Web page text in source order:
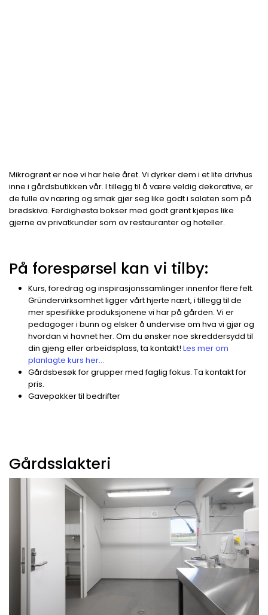
Mikrogrønt er noe vi har hele året. Vi dyrker dem i et lite drivhus
inne i gårdsbutikken vår. I tillegg til å være veldig dekorative, er
de fulle av næring og smak gjør seg like godt i salaten som på
brødskiva. Ferdighøsta bokser med godt grønt kjøpes like
gjerne av privatkunder som av restauranter og hoteller.
På forespørsel kan vi tilby:
Kurs, foredrag og inspirasjonssamlinger innenfor flere felt.
Gründervirksomhet ligger vårt hjerte nært, i tillegg til de
mer spesifikke produksjonene vi har på gården. Vi er
pedagoger i bunn og elsker å undervise om hva vi gjør og
hvordan vi havnet her. Om du ønsker noe skreddersydd til
din gjeng eller arbeidsplass, ta kontakt! Les mer om
planlagte kurs her...
Gårdsbesøk for grupper med faglig fokus. Ta kontakt for
pris.
Gavepakker til bedrifter
Gårdsslakteri